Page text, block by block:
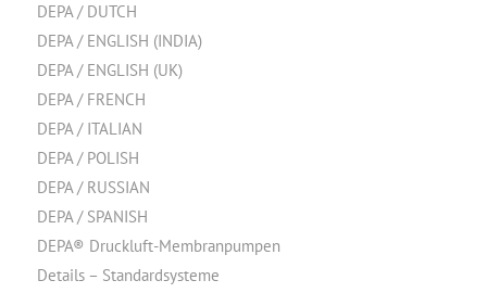
DEPA / DUTCH
DEPA / ENGLISH (INDIA)
DEPA / ENGLISH (UK)
DEPA / FRENCH
DEPA / ITALIAN
DEPA / POLISH
DEPA / RUSSIAN
DEPA / SPANISH
DEPA® Druckluft-Membranpumpen
Details – Standardsysteme